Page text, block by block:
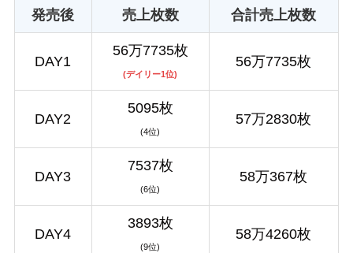
発売後 売上枚数 合計売上枚数
DAY1
56万7735枚
(デイリー1位)
56万7735枚
DAY2
5095枚
(4位)
57万2830枚
DAY3
7537枚
(6位)
58万367枚
DAY4
3893枚
(9位)
58万4260枚